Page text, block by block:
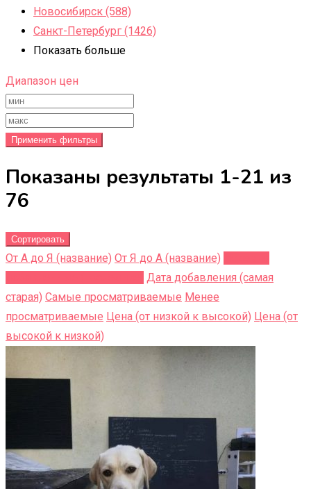
Новосибирск (588)
Санкт-Петербург (1426)
Показать больше
Диапазон цен
Применить фильтры
Показаны результаты 1-21 из
76
Сортировать
От А до Я (название) От Я до A (название)
Дата добавления (самая
старая) Самые просматриваемые Менее
просматриваемые Цена (от низкой к высокой) Цена (от
высокой к низкой)